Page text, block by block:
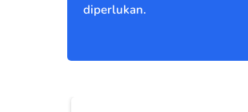
diperlukan.